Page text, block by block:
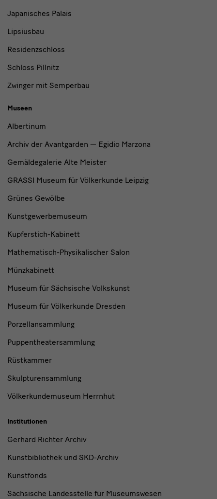
Japanisches Palais
Lipsiusbau
Residenzschloss
Schloss Pillnitz
Zwinger mit Semperbau
Museen
Albertinum
Archiv der Avantgarden — Egidio Marzona
Gemäldegalerie Alte Meister
GRASSI Museum für Völkerkunde Leipzig
Grünes Gewölbe
Kunstgewerbemuseum
Kupferstich-Kabinett
Mathematisch-Physikalischer Salon
Münzkabinett
Museum für Sächsische Volkskunst
Museum für Völkerkunde Dresden
Porzellansammlung
Puppentheatersammlung
Rüstkammer
Skulpturensammlung
Völkerkundemuseum Herrnhut
Institutionen
Gerhard Richter Archiv
Kunstbibliothek und SKD-Archiv
Kunstfonds
Sächsische Landesstelle für Museumswesen